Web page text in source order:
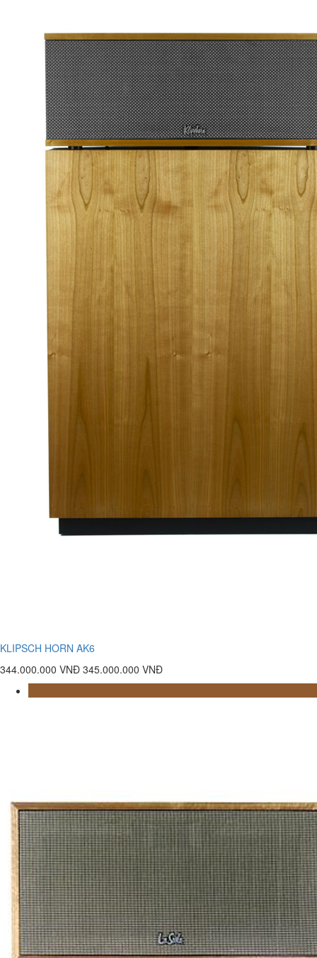
KLIPSCH HORN AK6
344.000.000 VNĐ 345.000.000 VNĐ